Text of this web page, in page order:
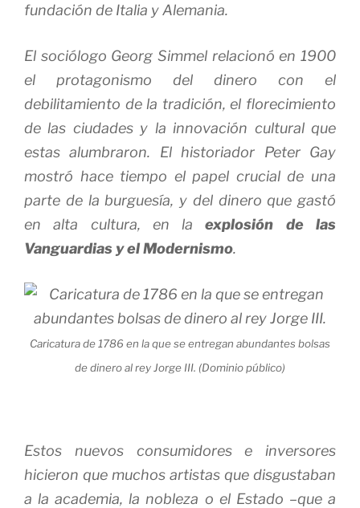
fundación de Italia y Alemania.
El sociólogo Georg Simmel relacionó en 1900
el protagonismo del dinero con el
debilitamiento de la tradición, el florecimiento
de las ciudades y la innovación cultural que
estas alumbraron. El historiador Peter Gay
mostró hace tiempo el papel crucial de una
parte de la burguesía, y del dinero que gastó
en alta cultura, en laexplosión de las
Vanguardias y el Modernismo.
Caricatura de 1786 en la que se entregan abundantes bolsas
de dinero al rey Jorge III. (Dominio público)
Estos nuevos consumidores e inversores
hicieron que muchos artistas que disgustaban
a la academia, la nobleza o el Estado –que a